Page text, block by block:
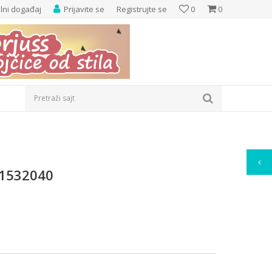
0
0
Prijavite se Registrujte se
događaj
Pretraži sajt